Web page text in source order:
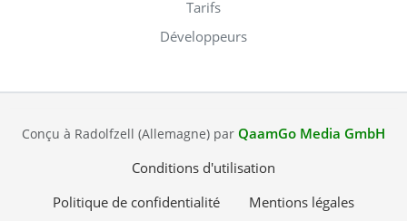
Tarifs
Développeurs
Conçu à Radolfzell (Allemagne) par QaamGo Media GmbH
Conditions d'utilisation
Politique de confidentialité
Mentions légales